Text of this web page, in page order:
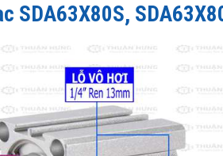
SDA63X80S,